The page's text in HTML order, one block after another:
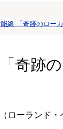
線 「奇跡のロー
奇跡
ローランド・